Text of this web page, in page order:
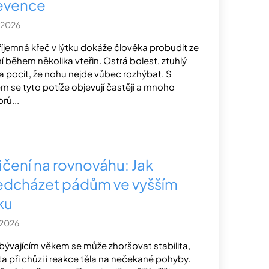
křeč v lýtku dokáže člověka probudit ze
během několika vteřin. Ostrá bolest, ztuhlý
pocit, že nohu nejde vůbec rozhýbat. S
se tyto potíže objevují častěji a mnoho
na rovnováhu: Jak
pádům ve vyšším
věkem se může zhoršovat stabilita,
při chůzi i reakce těla na nečekané pohyby.